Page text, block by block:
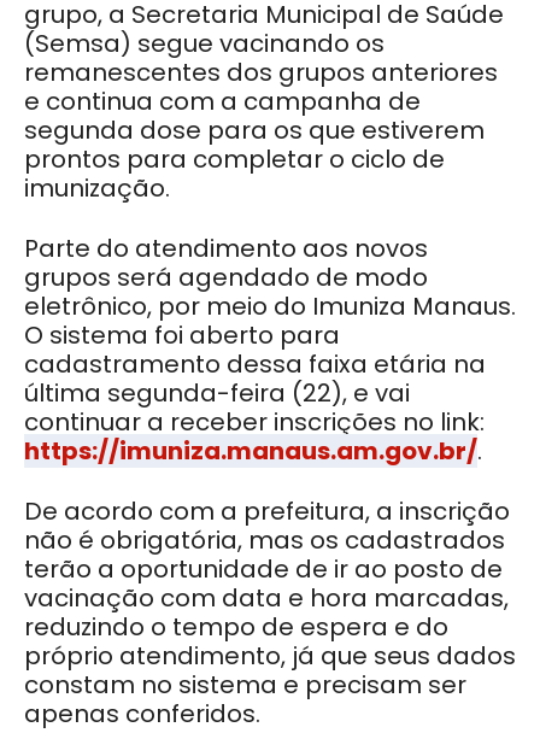
grupo, a Secretaria Municipal de Saúde
(Semsa) segue vacinando os
remanescentes dos grupos anteriores
e continua com a campanha de
segunda dose para os que estiverem
prontos para completar o ciclo de
imunização.
Parte do atendimento aos novos
grupos será agendado de modo
eletrônico, por meio do Imuniza Manaus.
O sistema foi aberto para
cadastramento dessa faixa etária na
última segunda-feira (22), e vai
continuar a receber inscrições no link:
https://imuniza.manaus.am.gov.br/.
De acordo com a prefeitura, a inscrição
não é obrigatória, mas os cadastrados
terão a oportunidade de ir ao posto de
vacinação com data e hora marcadas,
reduzindo o tempo de espera e do
próprio atendimento, já que seus dados
constam no sistema e precisam ser
apenas conferidos.